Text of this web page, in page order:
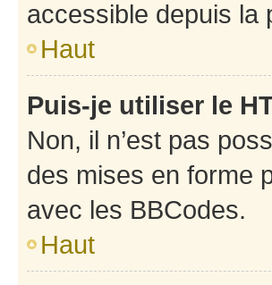
accessible depuis la
Haut
Puis-je utiliser le
Non, il n’est pas
des mises en forme
avec les BBCodes.
Haut